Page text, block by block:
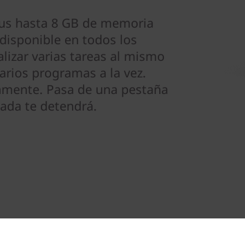
hasta 8 GB de memoria
en todos los
varias tareas al mismo
programas a la vez.
Pasa de una pestaña
te detendrá.